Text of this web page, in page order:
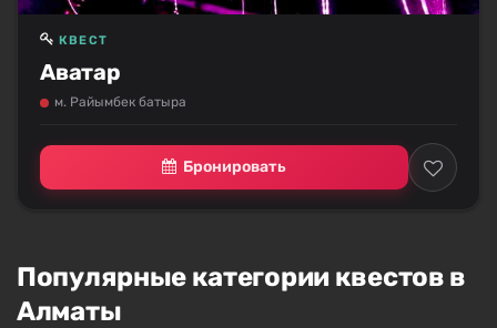
Аватар
КВЕСТ
м. Райымбек батыра
Бронировать
Популярные категории квестов в
Алматы